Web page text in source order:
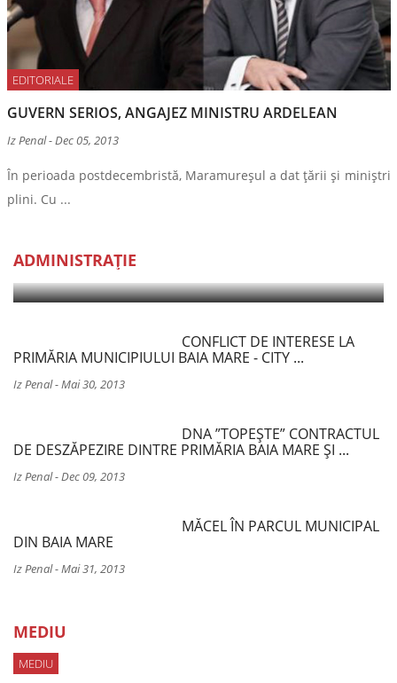
EDITORIALE
GUVERN SERIOS, ANGAJEZ MINISTRU ARDELEAN
Iz Penal-Dec 05, 2013
În perioada postdecembristă, Maramureșul a dat țării și miniștri
plini. Cu ...
ADMINISTRAȚIE
Iz Penal-Dec 09, 2016
CONFLICT DE INTERESE LA
PRIMĂRIA MUNICIPIULUI BAIA MARE - CITY ...
Iz Penal-Mai 30, 2013
DNA ”TOPEȘTE” CONTRACTUL
DE DESZĂPEZIRE DINTRE PRIMĂRIA BAIA MARE ȘI ...
Iz Penal-Dec 09, 2013
MĂCEL ÎN PARCUL MUNICIPAL
DIN BAIA MARE
Iz Penal-Mai 31, 2013
MEDIU
MEDIU